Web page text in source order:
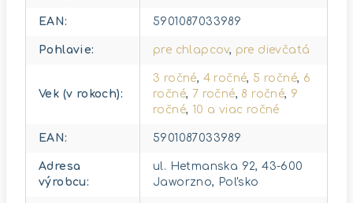
EAN: 5901087033989
Pohlavie: pre chlapcov, pre dievčatá
Vek (v rokoch):
3 ročné, 4 ročné, 5 ročné, 6
ročné, 7 ročné, 8 ročné, 9
ročné, 10 a viac ročné
EAN: 5901087033989
Adresa
výrobcu:
ul. Hetmanska 92, 43-600
Jaworzno, Poľsko